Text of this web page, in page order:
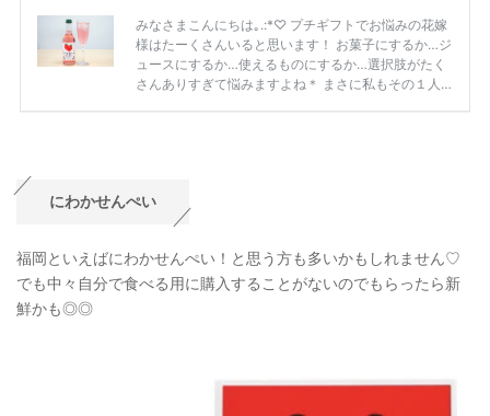
にわかせんぺい
福岡といえばにわかせんぺい！と思う方も多いかもしれません♡
でも中々自分で食べる用に購入することがないのでもらったら新
鮮かも◎◎